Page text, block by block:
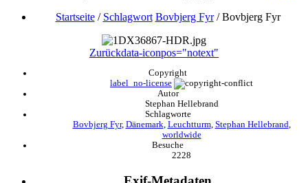
Startseite/ Schlagwort Bovbjerg Fyr/Bovbjerg Fyr
Zurückdata-iconpos="notext"
Copyright
label_no-license
Autor
Stephan Hellebrand
Schlagworte
Bovbjerg Fyr, Dänemark Leuchtturm, Stephan Hellebrand
worldwide
Besuche
2228